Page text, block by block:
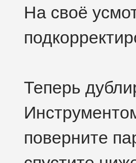
На своё
Теперь
поверните